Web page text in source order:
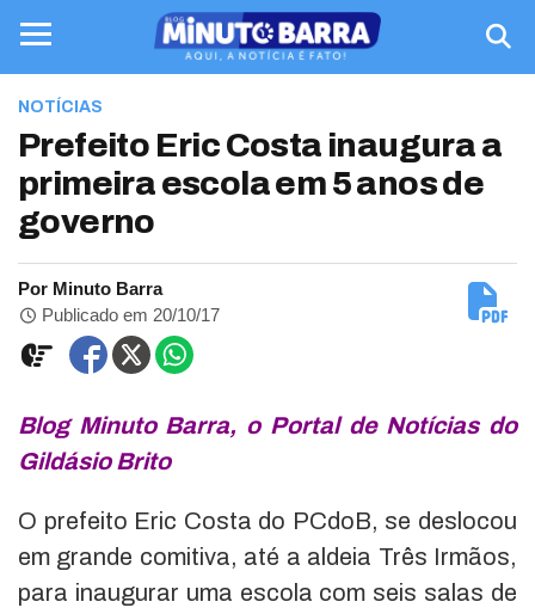
NOTÍCIAS
Prefeito Eric Costa inaugura a
primeira escola em 5 anos de
governo
Por Minuto Barra
Publicado em 20/10/17
Blog Minuto Barra, o Portal de Notícias do
Gildásio Brito
O prefeito Eric Costa do PCdoB, se deslocou
em grande comitiva, até a aldeia Três Irmãos,
para inaugurar uma escola com seis salas de